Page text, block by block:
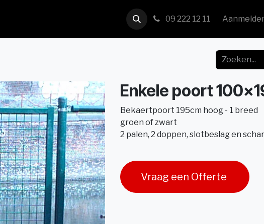
09 222 12 11
Enkele poort
Bekaertpoort 195cm hoog - 1 breed
groen of zwart
2 palen, 2 doppen, slotbeslag en
Vraag een Offerte